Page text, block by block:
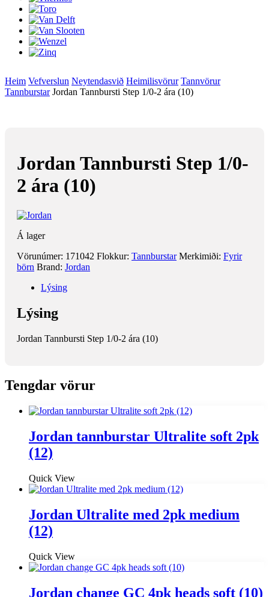
Heim Vefverslun Neytendasvið Heimilisvörur Tannvörur
Tannburstar Jordan Tannbursti Step 1/0-2 ára (10)
Jordan Tannbursti Step 1/0-
2 ára (10)
Á lager
Vörunúmer: 171042 Flokkur: Tannburstar Merkimiði: Fyrir
börn Brand: Jordan
Lýsing
Lýsing
Jordan Tannbursti Step 1/0-2 ára (10)
Tengdar vörur
Jordan tannburstar Ultralite soft 2pk
(12)
Quick View
Jordan Ultralite med 2pk medium
(12)
Quick View
Jordan change GC 4pk heads soft (10)